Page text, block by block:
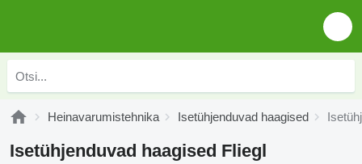
Heinavarumistehnika Isetühjenduvad haagised
Isetühjenduvad haagised Fliegl